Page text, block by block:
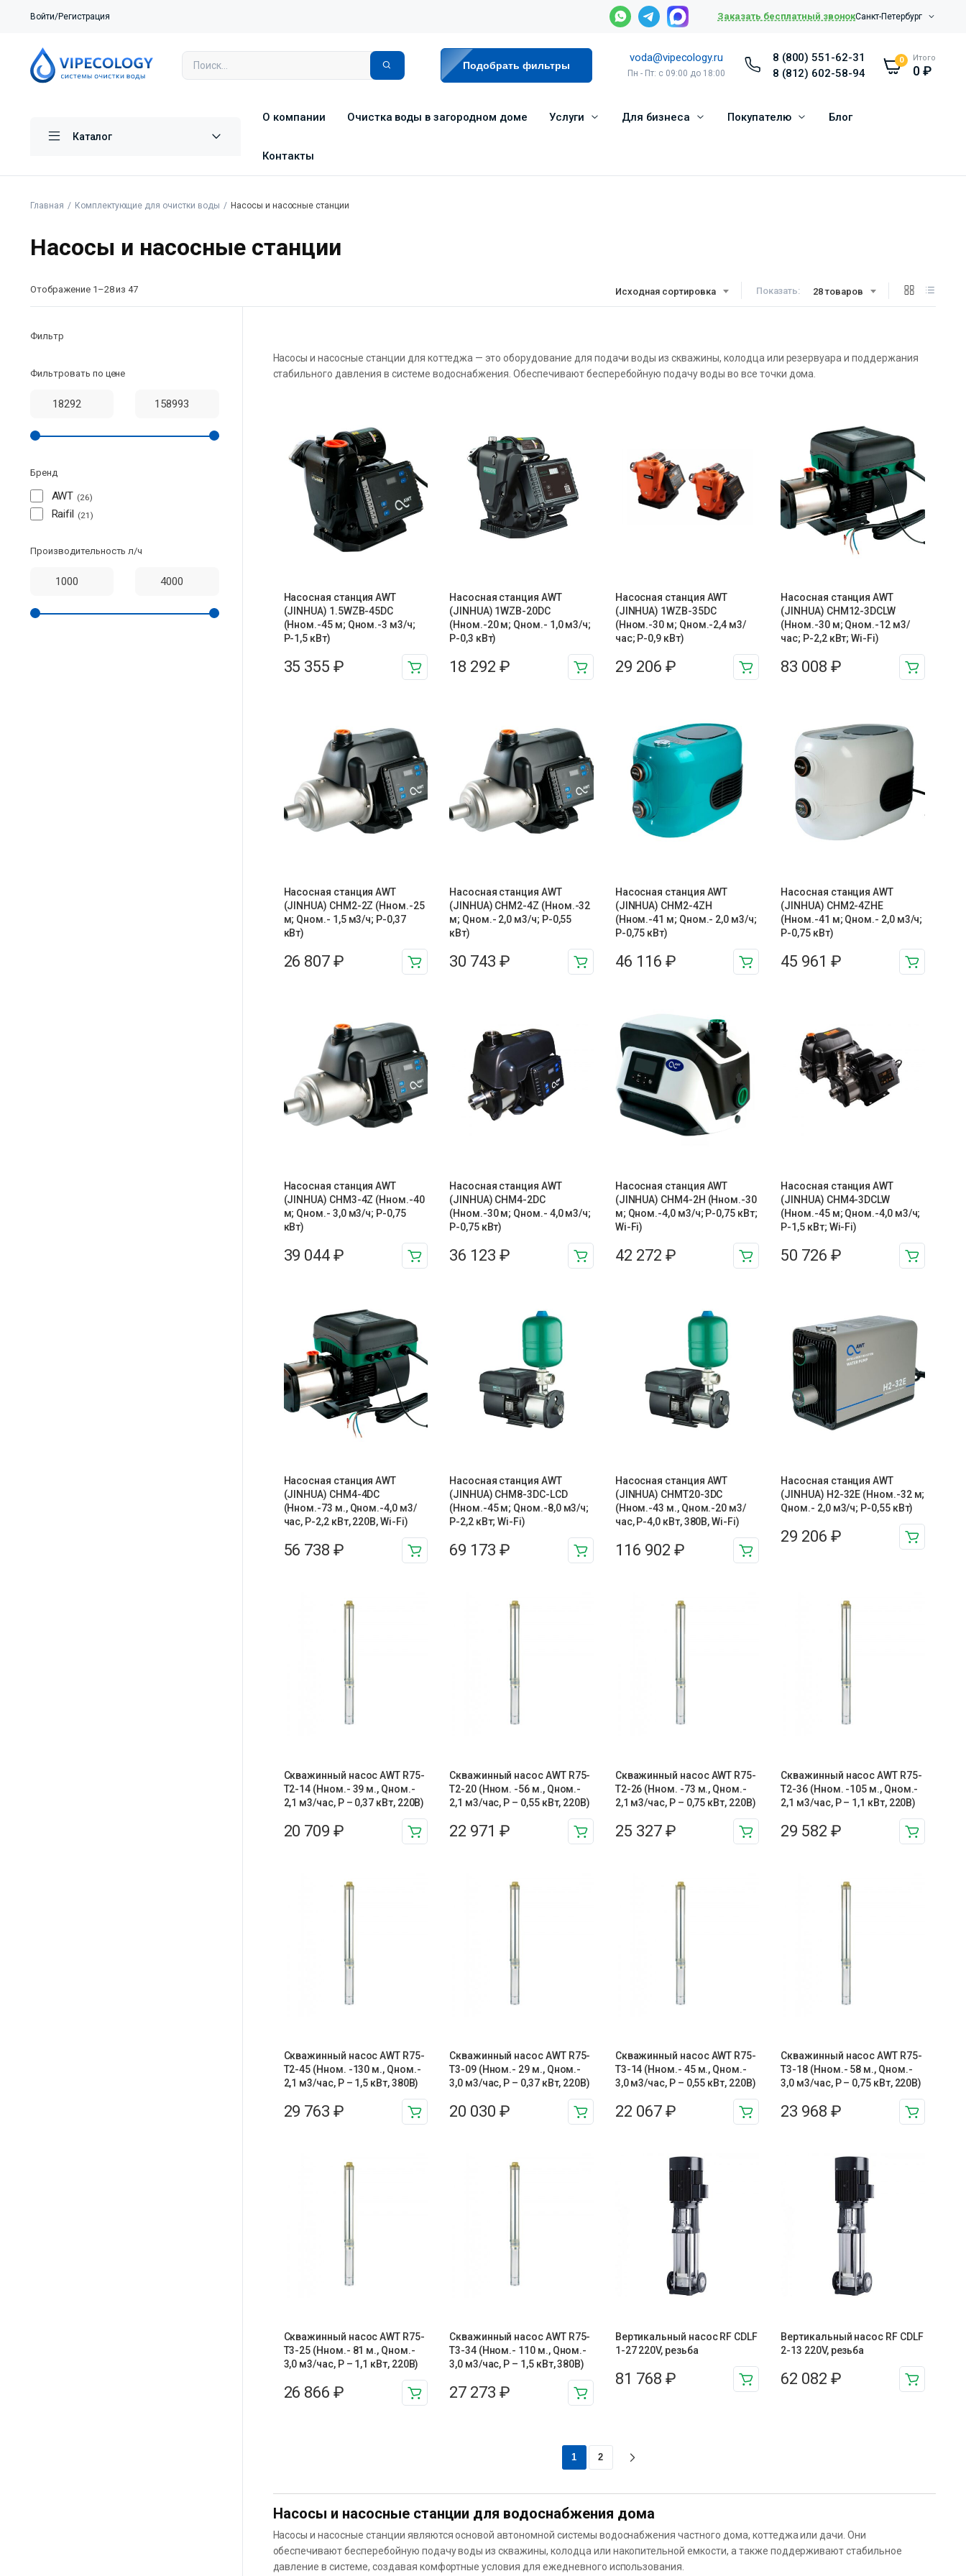
Войти/Регистрация Заказать бесплатный звонокСанкт-Петербург
Подобрать фильтры
voda@vipecology.ru
Пн - Пт: с 09:00 до 18:00
8 (800) 551-62-31
8 (812) 602-58-94
0 Итого
0₽
Каталог
О компании Очистка воды в загородном доме Услуги Для бизнеса Покупателю Блог
Контакты
Главная Комплектующие для очистки воды Насосы и насосные станции
Насосы и насосные станции
Исходная сортировка Показать: 28 товаров
Отображение 1–28 из 47
Насосы и насосные станции для коттеджа — это оборудование для подачи воды из скважины, колодца или резервуара и поддержания
стабильного давления в системе водоснабжения. Обеспечивают бесперебойную подачу воды во все точки дома.
Насосная станция AWT
(JINHUA) 1.5WZB-45DC
(Hном.-45 м; Qном.-3 м3/ч;
P-1,5 кВт)
35 355₽
Насосная станция AWT
(JINHUA) 1WZB-20DC
(Hном.-20 м; Qном.- 1,0 м3/ч;
P-0,3 кВт)
18 292 ₽
Насосная станция AWT
(JINHUA) 1WZB-35DC
(Нном.-30 м; Qном.-2,4 м3/
час; Р-0,9 кВт)
29 206 ₽
Насосная станция AWT
(JINHUA) CHM12-3DCLW
(Нном.-30 м; Qном.-12 м3/
час; Р-2,2 кВт; Wi-Fi)
83 008₽
Насосная станция AWT
(JINHUA) CHM2-2Z (Hном.-25
м; Qном.- 1,5 м3/ч; P-0,37
кВт)
26 807₽
Насосная станция AWT
(JINHUA) CHM2-4Z (Hном.-32
м; Qном.- 2,0 м3/ч; P-0,55
кВт)
30 743 ₽
Насосная станция AWT
(JINHUA) CHM2-4ZH
(Hном.-41 м; Qном.- 2,0 м3/ч;
P-0,75 кВт)
46 116 ₽
Насосная станция AWT
(JINHUA) CHM2-4ZHE
(Hном.-41 м; Qном.- 2,0 м3/ч;
P-0,75 кВт)
45 961₽
Насосная станция AWT
(JINHUA) CHM3-4Z (Hном.-40
м; Qном.- 3,0 м3/ч; P-0,75
кВт)
39 044₽
Насосная станция AWT
(JINHUA) CHM4-2DC
(Hном.-30 м; Qном.- 4,0 м3/ч;
P-0,75 кВт)
36 123 ₽
Насосная станция AWT
(JINHUA) CHM4-2H (Hном.-30
м; Qном.-4,0 м3/ч; P-0,75 кВт;
Wi-Fi)
42 272 ₽
Насосная станция AWT
(JINHUA) CHM4-3DCLW
(Hном.-45 м; Qном.-4,0 м3/ч;
P-1,5 кВт; Wi-Fi)
50 726₽
Насосная станция AWT
(JINHUA) CHM4-4DC
(Нном.-73 м., Qном.-4,0 м3/
час, Р-2,2 кВт, 220В, Wi-Fi)
56 738₽
Насосная станция AWT
(JINHUA) CHM8-3DC-LCD
(Нном.-45 м; Qном.-8,0 м3/ч;
Р-2,2 кВт; Wi-Fi)
69 173 ₽
Насосная станция AWT
(JINHUA) CHMT20-3DC
(Нном.-43 м., Qном.-20 м3/
час, Р-4,0 кВт, 380В, Wi-Fi)
116 902 ₽
Насосная станция AWT
(JINHUA) H2-32E (Hном.-32 м;
Qном.- 2,0 м3/ч; P-0,55 кВт)
29 206₽
Скважинный насос AWT R75-
T2-14 (Нном.- 39 м., Qном.-
2,1 м3/час, Р – 0,37 кВт, 220В)
20 709₽
Скважинный насос AWT R75-
T2-20 (Нном. -56 м., Qном.-
2,1 м3/час, Р – 0,55 кВт, 220В)
22 971 ₽
Скважинный насос AWT R75-
T2-26 (Нном. -73 м., Qном.-
2,1 м3/час, Р – 0,75 кВт, 220В)
25 327 ₽
Скважинный насос AWT R75-
T2-36 (Нном. -105 м., Qном.-
2,1 м3/час, Р – 1,1 кВт, 220В)
29 582₽
Скважинный насос AWT R75-
T2-45 (Нном. -130 м., Qном.-
2,1 м3/час, Р – 1,5 кВт, 380В)
29 763₽
Скважинный насос AWT R75-
T3-09 (Нном.- 29 м., Qном.-
3,0 м3/час, Р – 0,37 кВт, 220В)
20 030 ₽
Скважинный насос AWT R75-
T3-14 (Нном.- 45 м., Qном.-
3,0 м3/час, Р – 0,55 кВт, 220В)
22 067 ₽
Скважинный насос AWT R75-
T3-18 (Нном.- 58 м., Qном.-
3,0 м3/час, Р – 0,75 кВт, 220В)
23 968₽
Скважинный насос AWT R75-
T3-25 (Нном.- 81 м., Qном.-
3,0 м3/час, Р – 1,1 кВт, 220В)
26 866₽
Скважинный насос AWT R75-
T3-34 (Нном.- 110 м., Qном.-
3,0 м3/час, Р – 1,5 кВт, 380В)
27 273 ₽
Вертикальный насос RF CDLF
1-27 220V, резьба
81 768 ₽
Вертикальный насос RF CDLF
2-13 220V, резьба
62 082₽
1 2
Насосы и насосные станции для водоснабжения дома
Насосы и насосные станции являются основой автономной системы водоснабжения частного дома, коттеджа или дачи. Они
обеспечивают бесперебойную подачу воды из скважины, колодца или накопительной емкости, а также поддерживают стабильное
давление в системе, создавая комфортные условия для ежедневного использования.
Фильтр
Фильтровать по цене
Бренд
AWT 26
Raifil 21
Производительность л/ч